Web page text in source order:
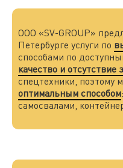
ООО «SV-GROUP»
Петербурге услуги по
способами по
качество и отсутствие
спецтехники, поэтому
оптимальным способом
самосвалами,